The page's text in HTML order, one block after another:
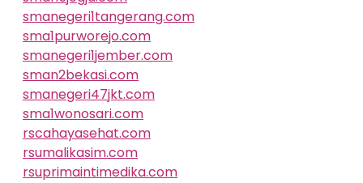
smanegeri1tangerang.com
sma1purworejo.com
smanegeri1jember.com
sman2bekasi.com
smanegeri47jkt.com
sma1wonosari.com
rscahayasehat.com
rsumalikasim.com
rsuprimaintimedika.com